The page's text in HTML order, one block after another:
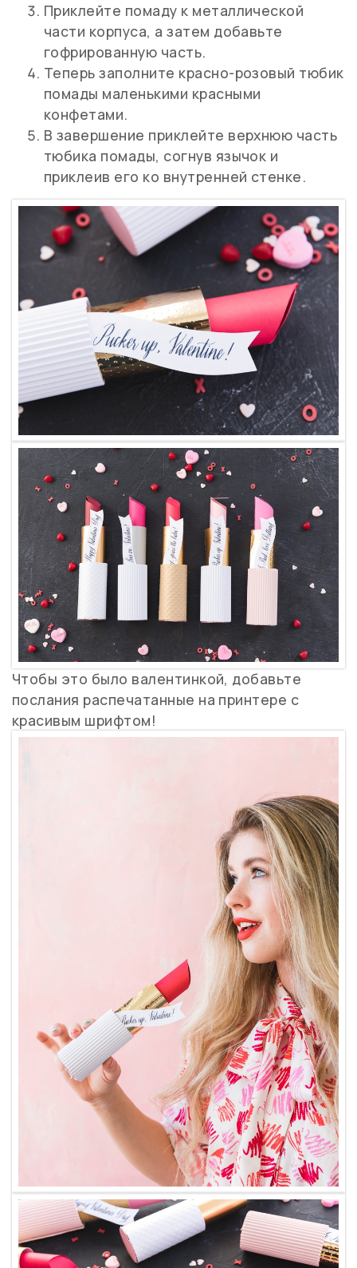
Приклейте помаду к металлической
части корпуса, а затем добавьте
гофрированную часть.
Теперь заполните красно-розовый тюбик
помады маленькими красными
конфетами.
В завершение приклейте верхнюю часть
тюбика помады, согнув язычок и
приклеив его ко внутренней стенке.
Чтобы это было валентинкой, добавьте
послания распечатанные на принтере с
красивым шрифтом!